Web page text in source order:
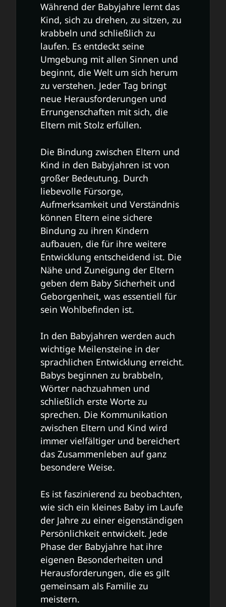
Während der Babyjahre lernt das
Kind, sich zu drehen, zu sitzen, zu
krabbeln und schließlich zu
laufen. Es entdeckt seine
Umgebung mit allen Sinnen und
beginnt, die Welt um sich herum
zu verstehen. Jeder Tag bringt
neue Herausforderungen und
Errungenschaften mit sich, die
Eltern mit Stolz erfüllen.
Die Bindung zwischen Eltern und
Kind in den Babyjahren ist von
großer Bedeutung. Durch
liebevolle Fürsorge,
Aufmerksamkeit und Verständnis
können Eltern eine sichere
Bindung zu ihren Kindern
aufbauen, die für ihre weitere
Entwicklung entscheidend ist. Die
Nähe und Zuneigung der Eltern
geben dem Baby Sicherheit und
Geborgenheit, was essentiell für
sein Wohlbefinden ist.
In den Babyjahren werden auch
wichtige Meilensteine in der
sprachlichen Entwicklung erreicht.
Babys beginnen zu brabbeln,
Wörter nachzuahmen und
schließlich erste Worte zu
sprechen. Die Kommunikation
zwischen Eltern und Kind wird
immer vielfältiger und bereichert
das Zusammenleben auf ganz
besondere Weise.
Es ist faszinierend zu beobachten,
wie sich ein kleines Baby im Laufe
der Jahre zu einer eigenständigen
Persönlichkeit entwickelt. Jede
Phase der Babyjahre hat ihre
eigenen Besonderheiten und
Herausforderungen, die es gilt
gemeinsam als Familie zu
meistern.